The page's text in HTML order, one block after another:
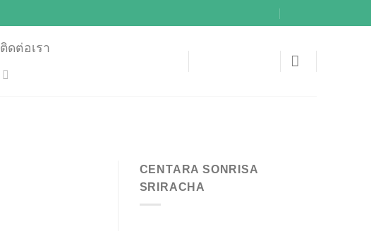
ติดต่อเรา
CENTARA SONRISA
SRIRACHA